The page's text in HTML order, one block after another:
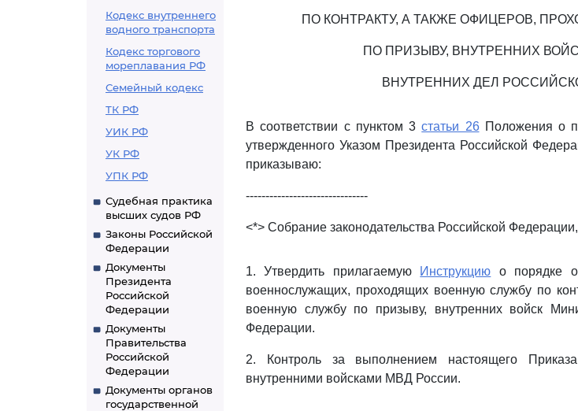
Кодекс внутреннего
водного транспорта
Кодекс торгового
мореплавания РФ
Семейный кодекс
ТК РФ
УИК РФ
УК РФ
УПК РФ
Судебная практика
высших судов РФ
Законы Российской
Федерации
Документы
Президента
Российской
Федерации
Документы
Правительства
Российской
Федерации
Документы органов
государственной
ПО КОНТРАКТУ, А ТАКЖЕ ОФИЦЕРОВ,
ПО ПРИЗЫВУ, ВНУТРЕННИХ
ВНУТРЕННИХ ДЕЛ
В соответствии с пунктом 3статьи 26Положения о
утвержденного Указом Президента Российской
приказываю:
-------------------------------
<*> Собрание законодательства Российской
1. Утвердить прилагаемую Инструкцию о порядке
военнослужащих, проходящих военную службу по
военную службу по призыву, внутренних войск
Федерации.
2. Контроль за выполнением настоящего
внутренними войсками МВД России.